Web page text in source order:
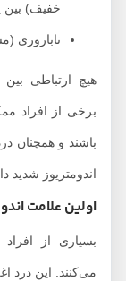
خفیف) بین
ناباروری
هیچ ارتباطی بین
برخی از افراد ممکن
باشند و همچنان درد
اندومتریوز شدید داشته
اولین علامت
بسیاری از افراد در
می‌کنند. این درد